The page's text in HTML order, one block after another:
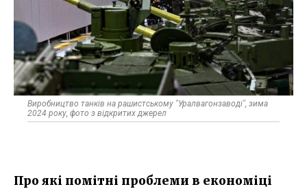
Виробництво танків на рашистському "Уралвагонзаводі", зима
2024 року, фото з відкритих джерел
Про які помітні проблеми в економіці